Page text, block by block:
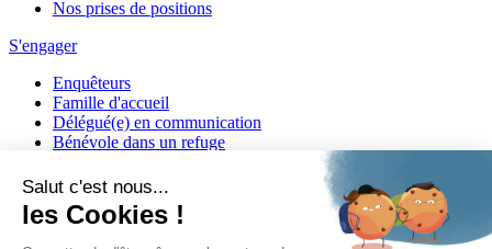
Nos prises de positions
S'engager
Enquêteurs
Famille d'accueil
Délégué(e) en communication
Bénévole dans un refuge
Salarié(e) / Stagiaire
Actualités